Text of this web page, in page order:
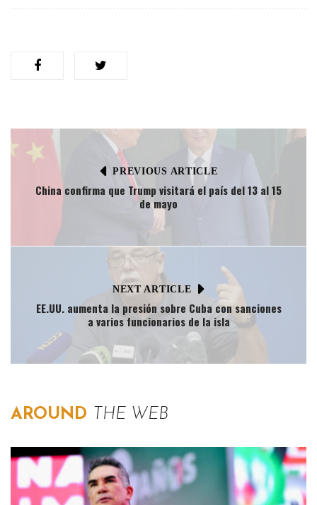
PREVIOUS ARTICLE
China confirma que Trump visitará el país del 13 al 15
de mayo
NEXT ARTICLE
EE.UU. aumenta la presión sobre Cuba con sanciones
a varios funcionarios de la isla
AROUND THE WEB